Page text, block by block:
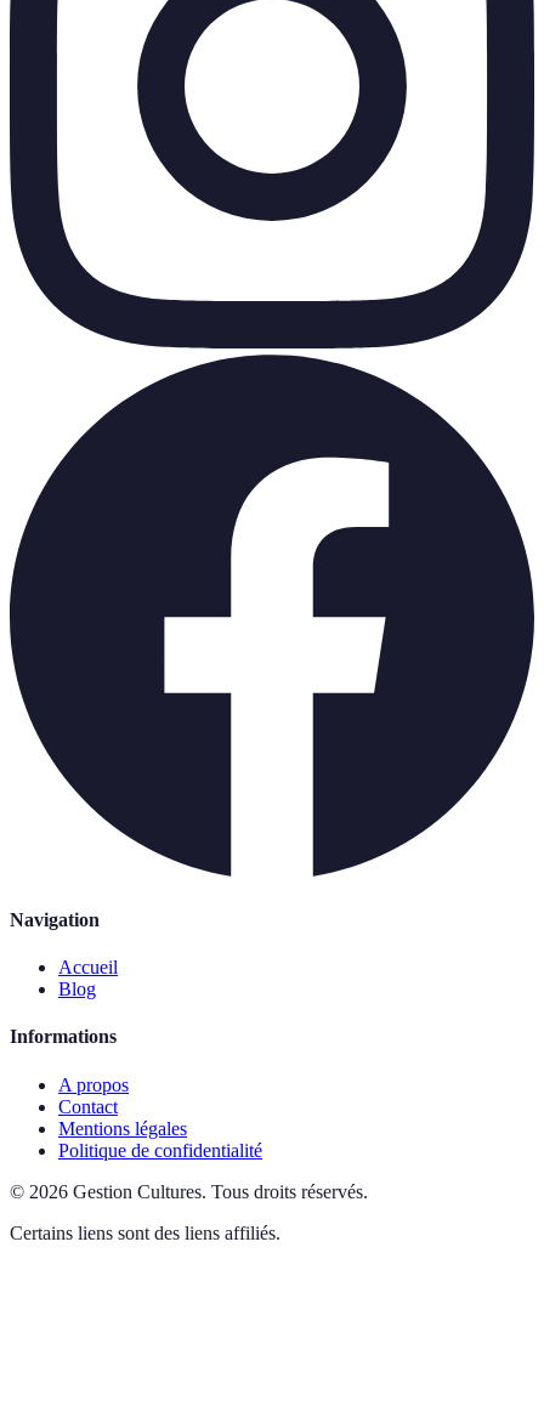
Navigation
Accueil
Blog
Informations
A propos
Contact
Mentions légales
Politique de confidentialité
© 2026 Gestion Cultures. Tous droits réservés.
Certains liens sont des liens affiliés.